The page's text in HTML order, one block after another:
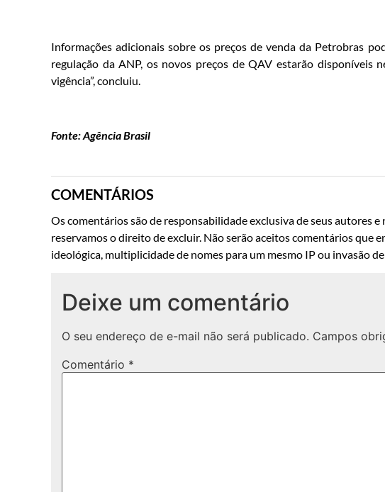
Informações adicionais sobre os preços de venda da Petrobras
regulação da ANP, os novos preços de QAV estarão disponíveis
vigência”, concluiu.
Fonte: Agência Brasil
COMENTÁRIOS
Os comentários são de responsabilidade exclusiva de seus autores
reservamos o direito de excluir. Não serão aceitos comentários que
ideológica, multiplicidade de nomes para um mesmo IP ou invasão
Deixe um comentário
O seu endereço de e-mail não será publicado. Campos
Comentário *